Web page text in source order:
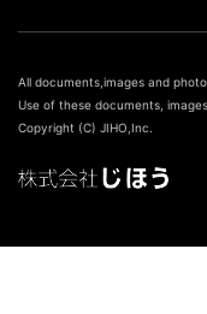
All documents,images and
Use of these documents,
Copyright (C) JIHO,Inc.